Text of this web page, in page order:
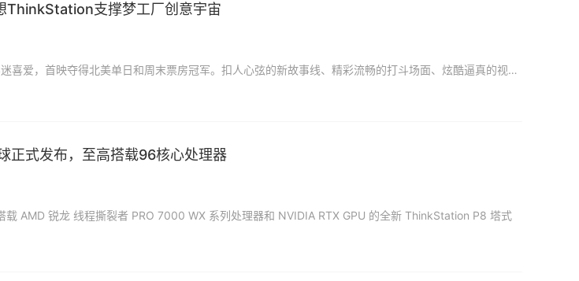
ThinkStation支撑梦工厂创意宇宙
《功夫熊猫4》强势来袭，作为经典IP深受影迷喜爱，首映夺得北美单日和周末票房冠军。扣人心弦的新故事线、精彩流畅的打斗场面、炫酷逼真的视觉体验……正是这一大类动画电影的魅力所在。同样的，丰富的创意+卓越
式发布，至高搭载96核心处理器
载 AMD 锐龙 线程撕裂者 PRO 7000 WX 系列处理器和 NVIDIA RTX GPU 的全新 ThinkStation P8 塔式